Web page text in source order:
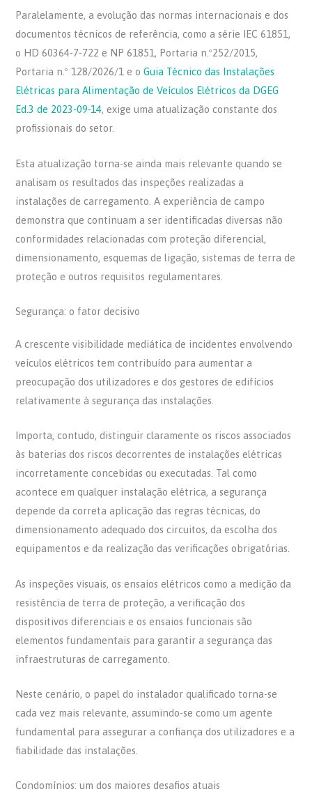
Paralelamente, a evolução das normas internacionais e dos
documentos técnicos de referência, como a série IEC 61851,
o HD 60364-7-722 e NP 61851, Portaria n.º252/2015,
Portaria n.º 128/2026/1 e oGuia Técnico das Instalações
Elétricas para Alimentação de Veículos Elétricos da DGEG
Ed.3 de 2023-09-14, exige uma atualização constante dos
profissionais do setor.
Esta atualização torna-se ainda mais relevante quando se
analisam os resultados das inspeções realizadas a
instalações de carregamento. A experiência de campo
demonstra que continuam a ser identificadas diversas não
conformidades relacionadas com proteção diferencial,
dimensionamento, esquemas de ligação, sistemas de terra de
proteção e outros requisitos regulamentares.
Segurança: o fator decisivo
A crescente visibilidade mediática de incidentes envolvendo
veículos elétricos tem contribuído para aumentar a
preocupação dos utilizadores e dos gestores de edifícios
relativamente à segurança das instalações.
Importa, contudo, distinguir claramente os riscos associados
às baterias dos riscos decorrentes de instalações elétricas
incorretamente concebidas ou executadas. Tal como
acontece em qualquer instalação elétrica, a segurança
depende da correta aplicação das regras técnicas, do
dimensionamento adequado dos circuitos, da escolha dos
equipamentos e da realização das verificações obrigatórias.
As inspeções visuais, os ensaios elétricos como a medição da
resistência de terra de proteção, a verificação dos
dispositivos diferenciais e os ensaios funcionais são
elementos fundamentais para garantir a segurança das
infraestruturas de carregamento.
Neste cenário, o papel do instalador qualificado torna-se
cada vez mais relevante, assumindo-se como um agente
fundamental para assegurar a confiança dos utilizadores e a
fiabilidade das instalações.
Condomínios: um dos maiores desafios atuais